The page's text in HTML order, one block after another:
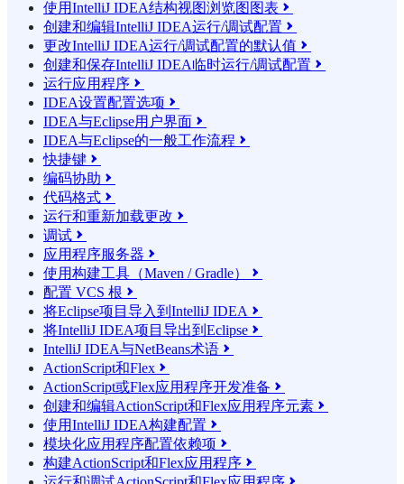
使用IntelliJ IDEA结构视图浏览图图表 
创建和编辑IntelliJ IDEA运行/调试配置 
更改IntelliJ IDEA运行/调试配置的默认值 
创建和保存IntelliJ IDEA临时运行/调试配置 
运行应用程序 
IDEA设置配置选项 
IDEA与Eclipse用户界面 
IDEA与Eclipse的一般工作流程 
快捷键 
编码协助 
代码格式 
运行和重新加载更改 
调试 
应用程序服务器 
使用构建工具（Maven / Gradle） 
配置 VCS 根 
将Eclipse项目导入到IntelliJ IDEA 
将IntelliJ IDEA项目导出到Eclipse 
IntelliJ IDEA与NetBeans术语 
ActionScript和Flex 
ActionScript或Flex应用程序开发准备 
创建和编辑ActionScript和Flex应用程序元素 
使用IntelliJ IDEA构建配置 
模块化应用程序配置依赖项 
构建ActionScript和Flex应用程序 